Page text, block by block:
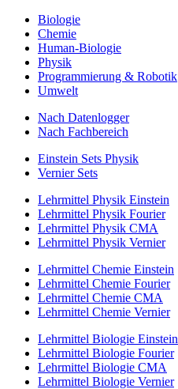
Biologie
Chemie
Human-Biologie
Physik
Programmierung & Robotik
Umwelt
Nach Datenlogger
Nach Fachbereich
Einstein Sets Physik
Vernier Sets
Lehrmittel Physik Einstein
Lehrmittel Physik Fourier
Lehrmittel Physik CMA
Lehrmittel Physik Vernier
Lehrmittel Chemie Einstein
Lehrmittel Chemie Fourier
Lehrmittel Chemie CMA
Lehrmittel Chemie Vernier
Lehrmittel Biologie Einstein
Lehrmittel Biologie Fourier
Lehrmittel Biologie CMA
Lehrmittel Biologie Vernier